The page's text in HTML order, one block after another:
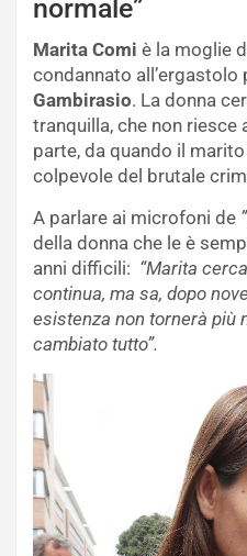
normale”
Marita Comi è la moglie
condannato all’ergastolo
Gambirasio. La donna
tranquilla, che non riesce
parte, da quando il
colpevole del brutale
A parlare ai microfoni de
della donna che le è
anni difficili: “Marita
continua, ma sa, dopo
esistenza non tornerà più
cambiato tutto”.